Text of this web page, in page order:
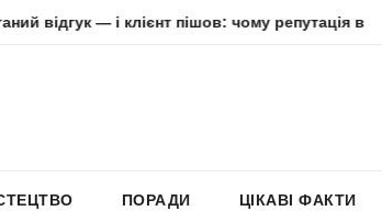
і клієнт пішов: чому репутація в інтернеті
ПОРАДИ ЦІКАВІ ФАКТИ